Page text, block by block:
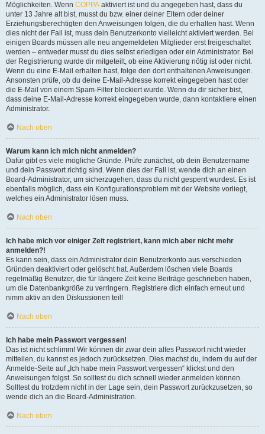
Möglichkeiten. Wenn COPPA aktiviert ist und du angegeben hast, dass du
unter 13 Jahre alt bist, musst du bzw. einer deiner Eltern oder deiner
Erziehungsberechtigten den Anweisungen folgen, die du erhalten hast. Wenn
dies nicht der Fall ist, muss dein Benutzerkonto vielleicht aktiviert werden. Bei
einigen Boards müssen alle neu angemeldeten Mitglieder erst freigeschaltet
werden – entweder musst du dies selbst erledigen oder ein Administrator. Bei
der Registrierung wurde dir mitgeteilt, ob eine Aktivierung nötig ist oder nicht.
Wenn du eine E-Mail erhalten hast, folge den dort enthaltenen Anweisungen.
Ansonsten prüfe, ob du deine E-Mail-Adresse korrekt eingegeben hast oder
die E-Mail von einem Spam-Filter blockiert wurde. Wenn du dir sicher bist,
dass deine E-Mail-Adresse korrekt eingegeben wurde, dann kontaktiere einen
Administrator.
Nach oben
Warum kann ich mich nicht anmelden?
Dafür gibt es viele mögliche Gründe. Prüfe zunächst, ob dein Benutzername
und dein Passwort richtig sind. Wenn dies der Fall ist, wende dich an einen
Board-Administrator, um sicherzugehen, dass du nicht gesperrt wurdest. Es ist
ebenfalls möglich, dass ein Konfigurationsproblem mit der Website vorliegt,
welches ein Administrator lösen muss.
Nach oben
Ich habe mich vor einiger Zeit registriert, kann mich aber nicht mehr
anmelden?!
Es kann sein, dass ein Administrator dein Benutzerkonto aus verschieden
Gründen deaktiviert oder gelöscht hat. Außerdem löschen viele Boards
regelmäßig Benutzer, die für längere Zeit keine Beiträge geschrieben haben,
um die Datenbankgröße zu verringern. Registriere dich einfach erneut und
nimm aktiv an den Diskussionen teil!
Nach oben
Ich habe mein Passwort vergessen!
Das ist nicht schlimm! Wir können dir zwar dein altes Passwort nicht wieder
mitteilen, du kannst es jedoch zurücksetzen. Dies machst du, indem du auf der
Anmelde-Seite auf „Ich habe mein Passwort vergessen“ klickst und den
Anweisungen folgst. So solltest du dich schnell wieder anmelden können.
Solltest du trotzdem nicht in der Lage sein, dein Passwort zurückzusetzen, so
wende dich an die Board-Administration.
Nach oben